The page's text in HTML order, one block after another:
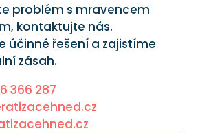
problém s mravencem
kontaktujte nás.
účinné řešení a zajistíme
zásah.
366 287